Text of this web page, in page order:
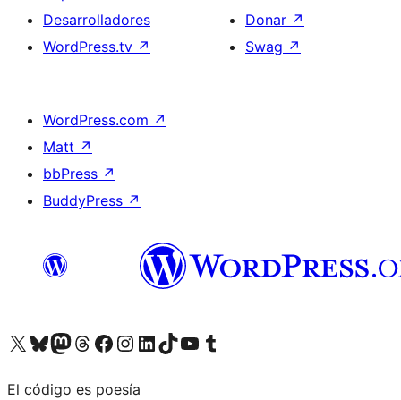
Desarrolladores
WordPress.tv ↗
Donar ↗
Swag ↗
WordPress.com ↗
Matt ↗
bbPress ↗
BuddyPress ↗
Visita nuestra cuenta de X (anteriormente Twitter)
Visita nuestra cuenta de Bluesky
Visita nuestra cuenta de Mastodon
Visita nuestra cuenta de Threads
Visita nuestra página de Facebook
Visita nuestra cuenta de Instagram
Visita nuestra cuenta de LinkedIn
Visita nuestra cuenta de TikTok
Visita nuestro canal de YouTube
Visita nuestra cuenta de Tumblr
El código es poesía